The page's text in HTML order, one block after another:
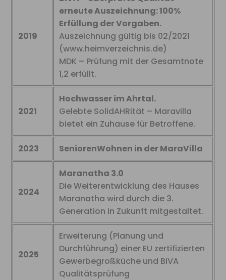
2019
erneute Auszeichnung: 100%
Erfüllung der Vorgaben.
Auszeichnung gültig bis 02/2021
(www.heimverzeichnis.de)
MDK – Prüfung mit der Gesamtnote
1,2 erfüllt.
2021
Hochwasser im Ahrtal.
Gelebte SolidAHRität – Maravilla
bietet ein Zuhause für Betroffene.
2023 SeniorenWohnen in der MaraVilla
2024
Maranatha 3.0
Die Weiterentwicklung des Hauses
Maranatha wird durch die 3.
Generation in Zukunft mitgestaltet.
2025
Erweiterung (Planung und
Durchführung) einer EU zertifizierten
Gewerbegroßküche und BIVA
Qualitätsprüfung